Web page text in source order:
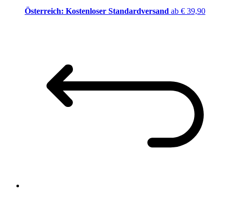
Österreich: Kostenloser Standardversand ab € 39,90